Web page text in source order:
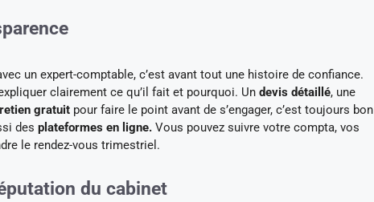
un expert-comptable, c’est avant tout une histoire de confiance.
clairement ce qu’il fait et pourquoi. Un devis détaillé, une
gratuit pour faire le point avant de s’engager, c’est toujours bon
des plateformes en ligne. Vous pouvez suivre votre compta, vos
le rendez-vous trimestriel.
du cabinet